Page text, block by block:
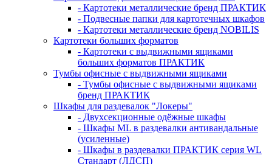
- Картотеки металлические бренд ПРАКТИК
- Подвесные папки для картотечных шкафов
- Картотеки металлические бренд NOBILIS
Картотеки больших форматов
- Картотеки с выдвижными ящиками
больших форматов ПРАКТИК
Тумбы офисные с выдвижными ящиками
- Тумбы офисные с выдвижными ящиками
бренд ПРАКТИК
Шкафы для раздевалок "Локеры"
- Двухсекционные одёжные шкафы
- Шкафы ML в раздевалки антивандальные
(усиленные)
- Шкафы в раздевалки ПРАКТИК серия WL
Стандарт (ЛДСП)